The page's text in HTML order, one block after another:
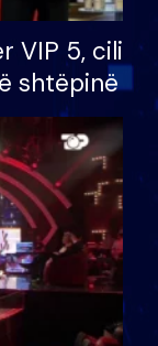
VIP 5, cili
shtëpinë